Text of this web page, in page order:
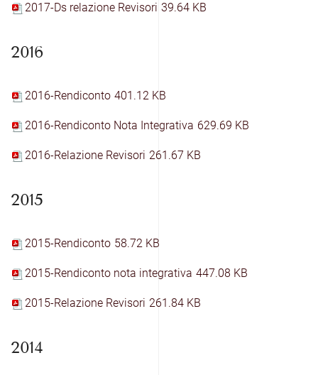
2017-Ds relazione Revisori 39.64 KB
2016
2016-Rendiconto 401.12 KB
2016-Rendiconto Nota Integrativa 629.69 KB
2016-Relazione Revisori 261.67 KB
2015
2015-Rendiconto 58.72 KB
2015-Rendiconto nota integrativa 447.08 KB
2015-Relazione Revisori 261.84 KB
2014